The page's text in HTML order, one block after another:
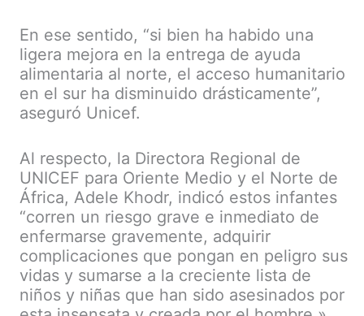
En ese sentido, “si bien ha habido una
ligera mejora en la entrega de ayuda
alimentaria al norte, el acceso humanitario
en el sur ha disminuido drásticamente”,
aseguró Unicef.
Al respecto, la Directora Regional de
UNICEF para Oriente Medio y el Norte de
África, Adele Khodr, indicó estos infantes
“corren un riesgo grave e inmediato de
enfermarse gravemente, adquirir
complicaciones que pongan en peligro sus
vidas y sumarse a la creciente lista de
niños y niñas que han sido asesinados por